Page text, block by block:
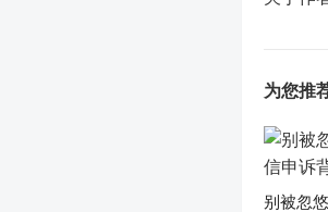
为您推
别被忽